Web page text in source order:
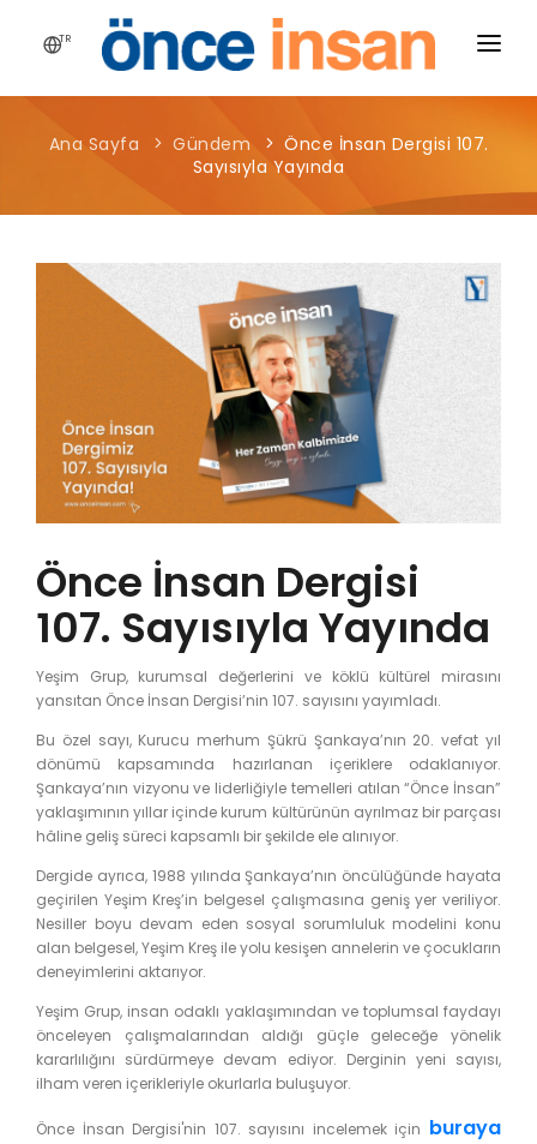
TR
HIKAYEMIZ
YAYINLARIMIZ
PROJELERIMIZ
HABERLER
İLETIŞIM
Ana Sayfa Gündem
Önce İnsan Dergisi 107.
Sayısıyla Yayında
Önce İnsan Dergisi
107. Sayısıyla Yayında
Yeşim Grup, kurumsal değerlerini ve köklü kültürel mirasını
yansıtan Önce İnsan Dergisi’nin 107. sayısını yayımladı.
Bu özel sayı, Kurucu merhum Şükrü Şankaya’nın 20. vefat yıl
dönümü kapsamında hazırlanan içeriklere odaklanıyor.
Şankaya’nın vizyonu ve liderliğiyle temelleri atılan “Önce İnsan”
yaklaşımının yıllar içinde kurum kültürünün ayrılmaz bir parçası
hâline geliş süreci kapsamlı bir şekilde ele alınıyor.
Dergide ayrıca, 1988 yılında Şankaya’nın öncülüğünde hayata
geçirilen Yeşim Kreş’in belgesel çalışmasına geniş yer veriliyor.
Nesiller boyu devam eden sosyal sorumluluk modelini konu
alan belgesel, Yeşim Kreş ile yolu kesişen annelerin ve çocukların
deneyimlerini aktarıyor.
Yeşim Grup, insan odaklı yaklaşımından ve toplumsal faydayı
önceleyen çalışmalarından aldığı güçle geleceğe yönelik
kararlılığını sürdürmeye devam ediyor. Derginin yeni sayısı,
ilham veren içerikleriyle okurlarla buluşuyor.
Önce İnsan Dergisi'nin 107. sayısını incelemek için buraya